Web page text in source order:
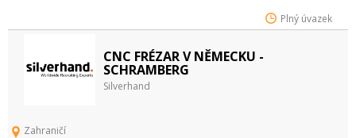
Plný úvazek
CNC FRÉZAR V NĚMECKU -
SCHRAMBERG
Silverhand
Zahraničí